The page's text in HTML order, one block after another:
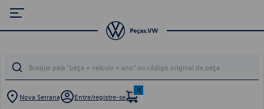
Nova Serrana Entre/registre-se
0